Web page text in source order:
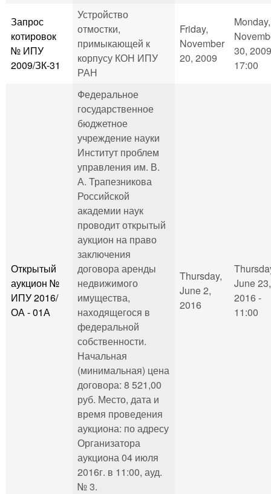
Запрос
котировок
№ ИПУ
2009/ЗК-31
Устройство
отмостки,
примыкающей к
корпусу КОН ИПУ
РАН
Friday,
November
20, 2009
Monday,
30,
17:00
Открытый
аукцион №
ИПУ 2016/
ОА - 01А
Федеральное
государственное
бюджетное
учреждение науки
Институт проблем
управления им. В.
А. Трапезникова
Российской
академии наук
проводит открытый
аукцион на право
заключения
договора аренды
недвижимого
имущества,
находящегося в
федеральной
собственности.
Начальная
(минимальная) цена
договора: 8 521,00
руб. Место, дата и
время проведения
аукциона: по адресу
Организатора
аукциона 04 июля
2016г. в 11:00, ауд.
№ 3.
Thursday,
June 2,
2016
June 23,
2016 -
11:00